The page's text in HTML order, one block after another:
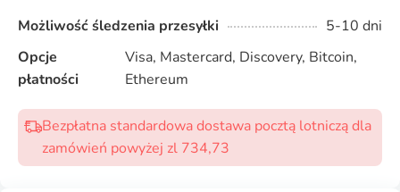
Możliwość śledzenia przesyłki
5-10 dni
Opcje
płatności
Visa, Mastercard, Discovery, Bitcoin,
Ethereum
Bezpłatna standardowa dostawa pocztą lotniczą dla
zamówień powyżej zl 734,73